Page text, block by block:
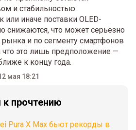
и стабильностью
или иначе поставки OLED-
снижаются, что может серьёзно
и по сегменту смартфонов
что это лишь предположение —
к концу года.
мая 18:21
прочтению
Pura X Max бьют рекорды в